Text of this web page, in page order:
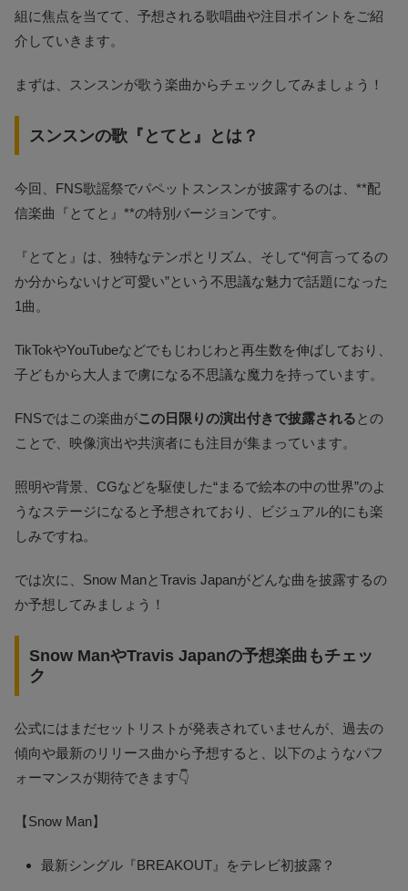
組に焦点を当てて、予想される歌唱曲や注目ポイントをご紹
介していきます。
まずは、スンスンが歌う楽曲からチェックしてみましょう！
スンスンの歌『とてと』とは？
今回、FNS歌謡祭でパペットスンスンが披露するのは、**配
信楽曲『とてと』**の特別バージョンです。
『とてと』は、独特なテンポとリズム、そして“何言ってるの
か分からないけど可愛い”という不思議な魅力で話題になった
1曲。
TikTokやYouTubeなどでもじわじわと再生数を伸ばしており、
子どもから大人まで虜になる不思議な魔力を持っています。
FNSではこの楽曲がこの日限りの演出付きで披露されるとの
ことで、映像演出や共演者にも注目が集まっています。
照明や背景、CGなどを駆使した“まるで絵本の中の世界”のよ
うなステージになると予想されており、ビジュアル的にも楽
しみですね。
では次に、Snow ManとTravis Japanがどんな曲を披露するの
か予想してみましょう！
Snow ManやTravis Japanの予想楽曲もチェッ
ク
公式にはまだセットリストが発表されていませんが、過去の
傾向や最新のリリース曲から予想すると、以下のようなパフ
ォーマンスが期待できます👇
【Snow Man】
最新シングル『BREAKOUT』をテレビ初披露？